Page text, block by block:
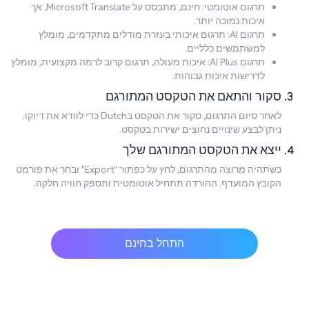
תרגום אוטומטי: חינם, מתבסס על Microsoft Translate, אך
איכות נמוכה יותר.
תרגום AI: תרגום איכותי בעזרת מודלים מתקדמים, מומלץ
למשתמשים כלליים.
תרגום AI Plus: איכות מעולה, תרגום קרוב לרמה מקצועית, מומלץ
לדרישות איכות גבוהות.
סקור והתאם את הטקסט המתורגם
לאחר סיום התרגום, סקור את הטקסט בDutch כדי לוודא את דיוקו.
ניתן לבצע שינויים נחוצים ישירות בטקסט.
ייצא את הטקסט המתורגם שלך
כשתהיה מרוצה מהתרגום, לחץ על כפתור "Export" ובחר את פורמט
הקובץ המועדף. ההורדה תתחיל אוטומטית ותספק חוויה חלקה.
התחל בחינם